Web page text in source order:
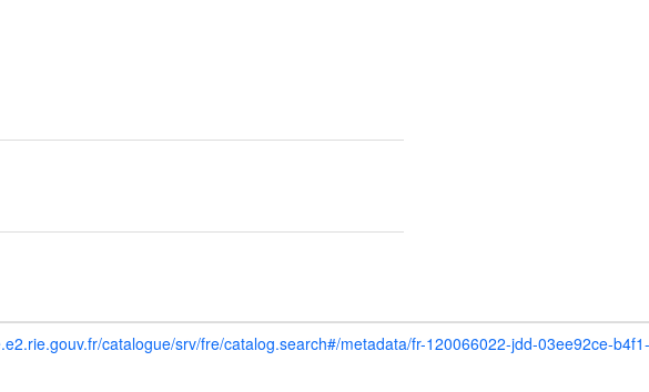
catalogue/srv/fre/catalog.search#/metadata/fr-120066022-jdd-03ee92ce-